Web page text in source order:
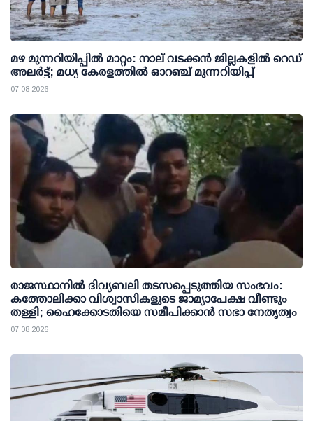
മഴ മുന്നറിയിപ്പില്‍ മാറ്റം: നാല് വടക്കന്‍ ജില്ലകളില്‍ റെഡ്
അലര്‍ട്ട്; മധ്യ കേരളത്തില്‍ ഓറഞ്ച് മുന്നറിയിപ്പ്
07 08 2026
രാജസ്ഥാനിൽ ദിവ്യബലി തടസപ്പെടുത്തിയ സംഭവം:
കത്തോലിക്കാ വിശ്വാസികളുടെ ജാമ്യാപേക്ഷ വീണ്ടും
തള്ളി; ഹൈക്കോടതിയെ സമീപിക്കാൻ സഭാ നേതൃത്വം
07 08 2026